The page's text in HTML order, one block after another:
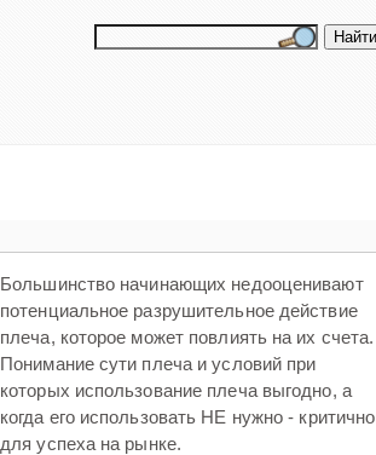
Большинство начинающих недооценивают
потенциальное разрушительное действие
плеча, которое может повлиять на их счета.
Понимание сути плеча и условий при
которых использование плеча выгодно, а
когда его использовать НЕ нужно - критично
для успеха на рынке.